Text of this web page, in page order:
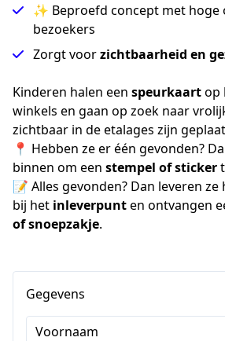
✨ Beproefd concept met hoge
bezoekers
Zorgt voorzichtbaarheid en
Kinderen halen een speurkaart op
winkels en gaan op zoek naar
zichtbaar in de etalages zijn
📍 Hebben ze er één gevonden?
binnen om een stempel of sticker
📝 Alles gevonden? Dan leveren
bij het inleverpunt en ontvangen
of snoepzakje.
Gegevens
Voornaam